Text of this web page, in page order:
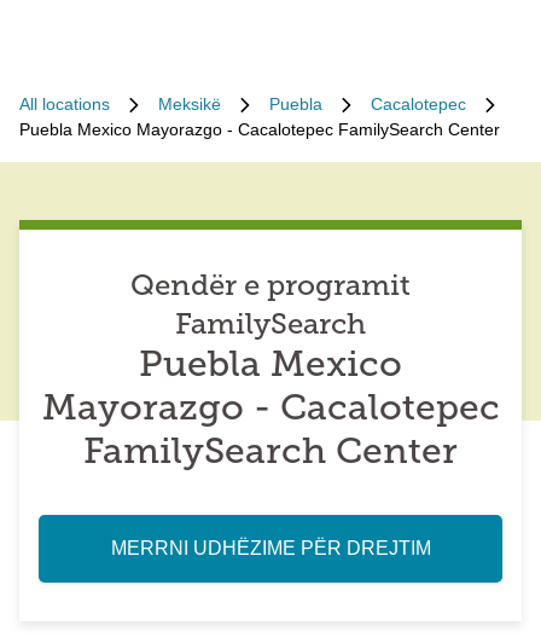
All locations Meksikë Puebla
Cacalotepec
Puebla Mexico Mayorazgo - Cacalotepec FamilySearch Center
Qendër e programit
FamilySearch
Puebla Mexico
Mayorazgo - Cacalotepec
FamilySearch Center
MERRNI UDHËZIME PËR DREJTIM